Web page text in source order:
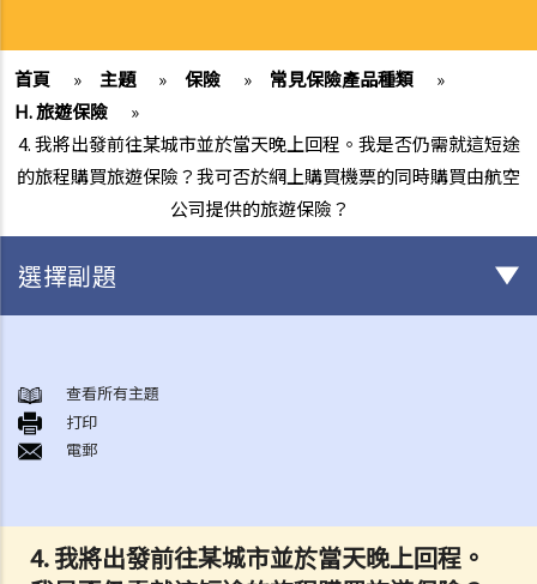
首頁 » 主題 » 保險 » 常見保險產品種類
»
H. 旅遊保險
»
4. 我將出發前往某城市並於當天晚上回程。我是否仍需就這短途
的旅程購買旅遊保險？我可否於網上購買機票的同時購買由航空
公司提供的旅遊保險？
4.我將出發前往某城市並於當天晚上回程。
選擇副題
1. 投保人或保單持有人可能沒有向保險公司披露所有個人資料。沒有這
樣的披露會導致索償被拒絕嗎？哪些重要事實必須披露？
2. 除上述問題外，若一些沒有披露的資料與該項索償無關（例如，我因
項索償嗎？
3. 保險單中常見的「不保項目」是甚麼？
查看所有主題
打印
電郵